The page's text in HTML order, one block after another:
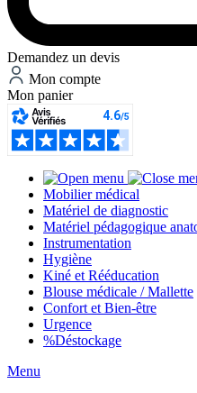
Demandez un devis
Mon compte
Mon panier
Mobilier médical
Matériel de diagnostic
Matériel pédagogique
Instrumentation
Hygiène
Kiné et Rééducation
Blouse médicale / Mallette
Confort et Bien-être
Urgence
%Déstockage
Menu